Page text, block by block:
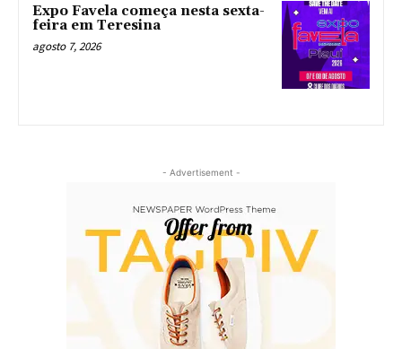
Expo Favela começa nesta sexta-
feira em Teresina
agosto 7, 2026
- Advertisement -